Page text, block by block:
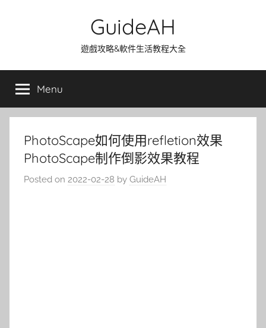
GuideAH
遊戲攻略&軟件生活教程大全
Menu
PhotoScape如何使用refletion效果
PhotoScape制作倒影效果教程
Posted on 2022-02-28 by GuideAH